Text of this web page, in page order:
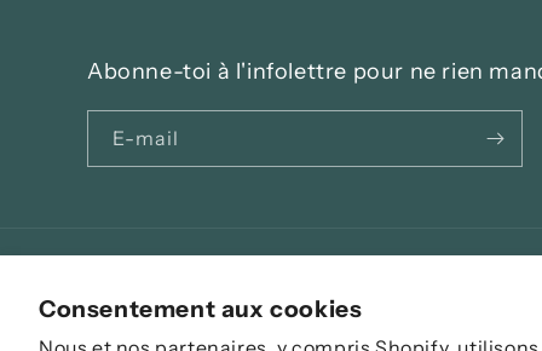
Consentement aux cookies
Abonne-toi à l'infolettre pour ne rien
E-mail
Langue